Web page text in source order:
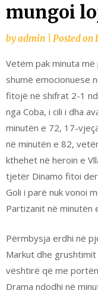
mungoi
byadmin Posted on
Vetëm pak minuta
shumë emocionuese
fitojë në shifrat 2-1
nga Coba, i cili i dha
minutën e 72, 17-
në minutën e 82,
kthehet në heroin e
tjetër Dinamo fitoi
Goli i parë nuk vonoi
Partizanit në minutën
Përmbysja erdhi në
Markut dhe
vështirë që me
Drama ndodhi në